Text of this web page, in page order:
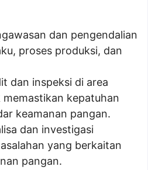
dan pengendalian
proses produksi, dan
dan inspeksi di area
kepatuhan
keamanan pangan.
dan investigasi
yang berkaitan
pangan.